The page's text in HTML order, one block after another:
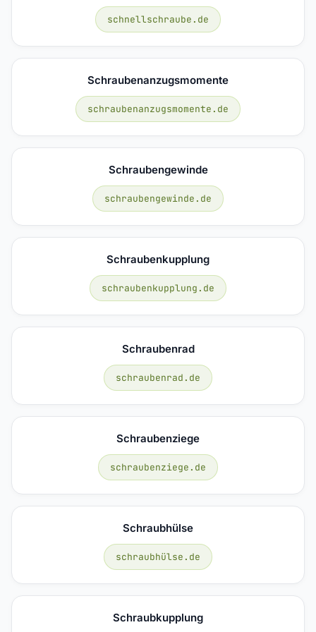
schnellschraube.de
Schraubenanzugsmomente
schraubenanzugsmomente.de
Schraubengewinde
schraubengewinde.de
Schraubenkupplung
schraubenkupplung.de
Schraubenrad
schraubenrad.de
Schraubenziege
schraubenziege.de
Schraubhülse
schraubhülse.de
Schraubkupplung